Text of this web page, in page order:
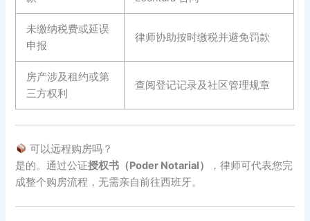
未缴纳税费或延误
申报
律师协助按时缴税并避免罚款
房产涉及租约或第
三方权利
查阅登记记录及社区管理规章
可以远程购房吗？
是的。通过公证授权书（Poder Notarial）
，律师可代表您完
成整个购房流程，无需亲自前往西班牙。